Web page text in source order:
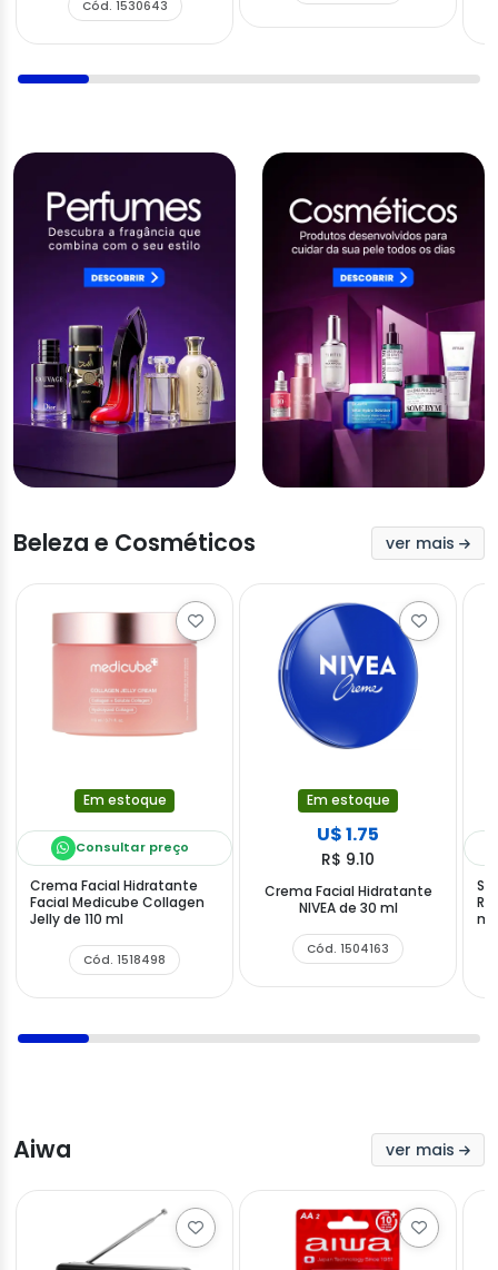
Cód. 1530643
Beleza e Cosméticos ver mais
Em estoque
Consultar preço
Crema Facial Hidratante
Facial Medicube Collagen
Jelly de 110 ml
Cód. 1518498
Em estoque
U$ 1.75
R$ 9.10
Crema Facial Hidratante
NIVEA de 30 ml
Cód. 1504163
ml
Aiwa ver mais